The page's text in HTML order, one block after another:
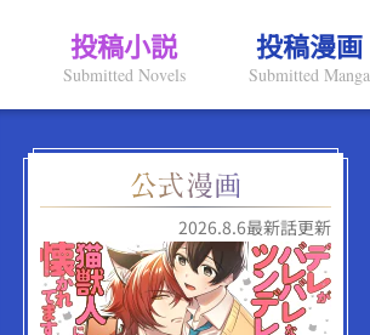
投稿小説
Submitted Novels
投稿漫画
Submitted Manga
2026.8.6最新話更新